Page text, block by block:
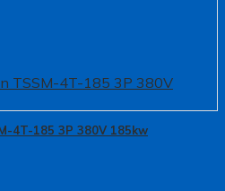
4T-185 3P 380V 185kw